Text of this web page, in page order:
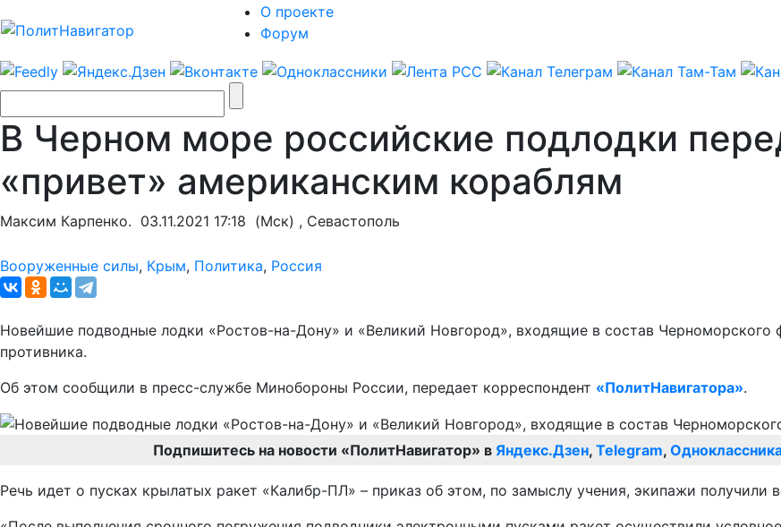
О проекте
Форум
В Черном море российские подлодки
«привет» американским кораблям
Максим Карпенко. 03.11.2021 17:18 (Мск) , Севастополь
Вооруженные силы, Крым, Политика, Россия
Новейшие подводные лодки «Ростов-на-Дону» и «Великий Новгород», входящие в состав Черноморского
противника.
Об этом сообщили в пресс-службе Минобороны России, передает корреспондент «ПолитНавигатора».
Подпишитесь на новости «ПолитНавигатор» в Яндекс.Дзен, Telegram,
Речь идет о пусках крылатых ракет «Калибр-ПЛ» – приказ об этом, по замыслу учения, экипажи получили